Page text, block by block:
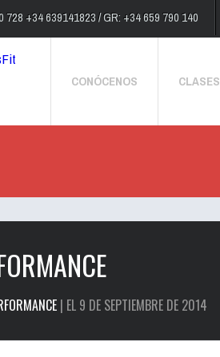
728 +34 639141823 / GR: +34 659 790 140
CONÓCENOS CLASES
| EL 9 DE SEPTIEMBRE DE 2014